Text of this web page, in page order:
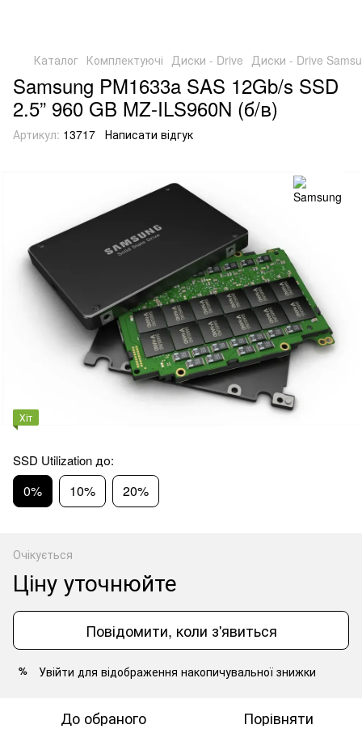
Каталог Комплектуючі Диски - Drive Диски - Drive
Samsung PM1633a SAS 12Gb/s SSD
2.5” 960 GB MZ-ILS960N (б/в)
Артикул: 13717 Написати відгук
Хіт
SSD Utilization до:
0% 10% 20%
Очікується
Ціну уточнюйте
Повідомити, коли з'явиться
% Увійти для відображення накопичувальної знижки
До обраного Порівняти